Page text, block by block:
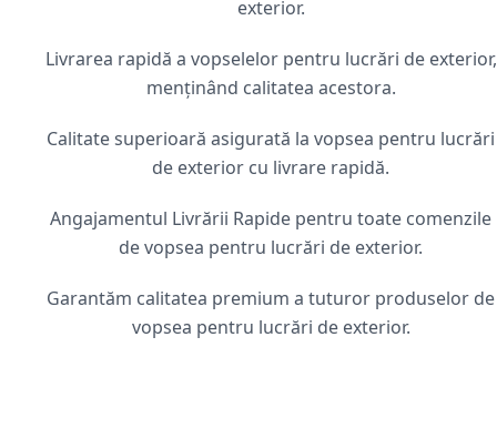
exterior.
Livrarea rapidă a vopselelor pentru lucrări de exterior,
menținând calitatea acestora.
Calitate superioară asigurată la vopsea pentru lucrări
de exterior cu livrare rapidă.
Angajamentul Livrării Rapide pentru toate comenzile
de vopsea pentru lucrări de exterior.
Garantăm calitatea premium a tuturor produselor de
vopsea pentru lucrări de exterior.